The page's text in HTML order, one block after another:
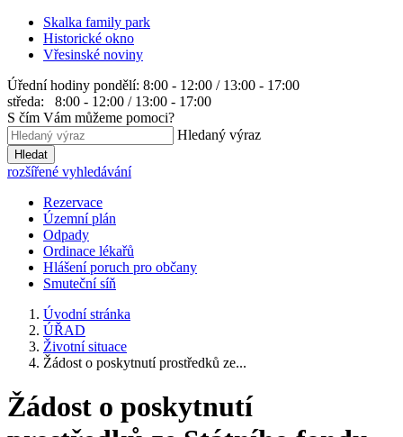
Skalka family park
Historické okno
Vřesinské noviny
Úřední hodiny pondělí: 8:00 - 12:00 / 13:00 - 17:00
středa: 8:00 - 12:00 / 13:00 - 17:00
S čím Vám můžeme pomoci?
Hledaný výraz
Hledat
rozšířené vyhledávání
Rezervace
Územní plán
Odpady
Ordinace lékařů
Hlášení poruch pro občany
Smuteční síň
Úvodní stránka
ÚŘAD
Životní situace
Žádost o poskytnutí prostředků ze...
Žádost o poskytnutí